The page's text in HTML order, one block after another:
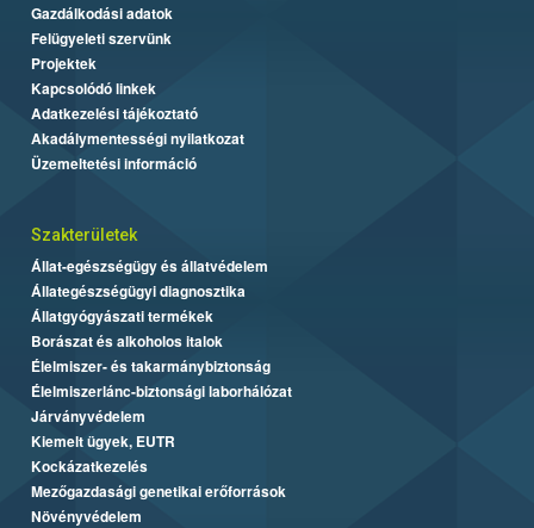
Gazdálkodási adatok
Felügyeleti szervünk
Projektek
Kapcsolódó linkek
Adatkezelési tájékoztató
Akadálymentességi nyilatkozat
Üzemeltetési információ
Szakterületek
Állat-egészségügy és állatvédelem
Állategészségügyi diagnosztika
Állatgyógyászati termékek
Borászat és alkoholos italok
Élelmiszer- és takarmánybiztonság
Élelmiszerlánc-biztonsági laborhálózat
Járványvédelem
Kiemelt ügyek, EUTR
Kockázatkezelés
Mezőgazdasági genetikai erőforrások
Növényvédelem